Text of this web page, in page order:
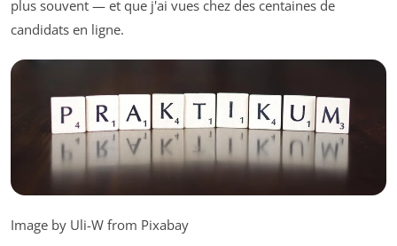
plus souvent — et que j'ai vues chez des centaines de
candidats en ligne.
Image by Uli-W from Pixabay